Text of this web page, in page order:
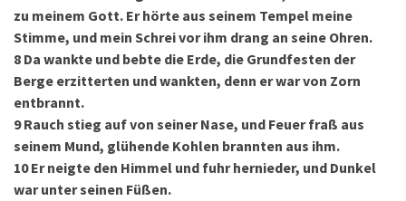
zu meinem Gott. Er hörte aus seinem Tempel meine
Stimme, und mein Schrei vor ihm drang an seine Ohren.
8 Da wankte und bebte die Erde, die Grundfesten der
Berge erzitterten und wankten, denn er war von Zorn
entbrannt.
9 Rauch stieg auf von seiner Nase, und Feuer fraß aus
seinem Mund, glühende Kohlen brannten aus ihm.
10 Er neigte den Himmel und fuhr hernieder, und Dunkel
war unter seinen Füßen.